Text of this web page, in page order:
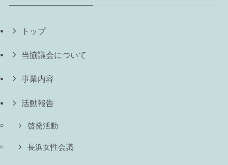
トップ
当協議会について
事業内容
活動報告
啓発活動
長浜女性会議